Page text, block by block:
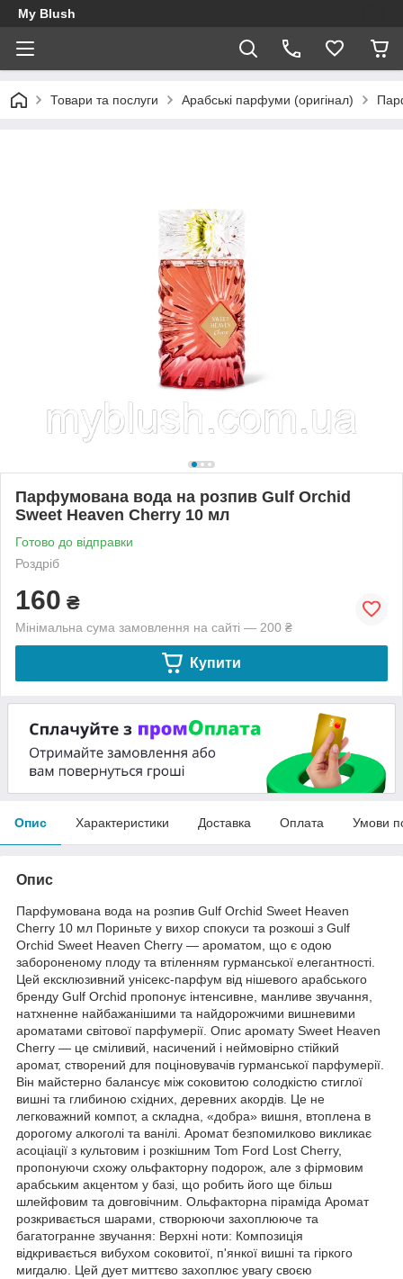
My Blush
Товари та послуги Арабські парфуми (оригінал)
Парфумована вода на розпив Gulf Orchid
Sweet Heaven Cherry 10 мл
Готово до відправки
Роздріб
160 ₴
Мінімальна сума замовлення на сайті — 200 ₴
Купити
Опис Характеристики Доставка Оплата Умови
Опис
Парфумована вода на розпив Gulf Orchid Sweet Heaven
Cherry 10 мл Пориньте у вихор спокуси та розкоші з Gulf
Orchid Sweet Heaven Cherry — ароматом, що є одою
забороненому плоду та втіленням гурманської елегантності.
Цей ексклюзивний унісекс-парфум від нішевого арабського
бренду Gulf Orchid пропонує інтенсивне, манливе звучання,
натхненне найбажанішими та найдорожчими вишневими
ароматами світової парфумерії. Опис аромату Sweet Heaven
Cherry — це сміливий, насичений і неймовірно стійкий
аромат, створений для поціновувачів гурманської парфумерії.
Він майстерно балансує між соковитою солодкістю стиглої
вишні та глибиною східних, деревних акордів. Це не
легковажний компот, а складна, «добра» вишня, втоплена в
дорогому алкоголі та ванілі. Аромат безпомилково викликає
асоціації з культовим і розкішним Tom Ford Lost Cherry,
пропонуючи схожу ольфакторну подорож, але з фірмовим
арабським акцентом у базі, що робить його ще більш
шлейфовим та довговічним. Ольфакторна піраміда Аромат
розкривається шарами, створюючи захоплююче та
багатогранне звучання: Верхні ноти: Композиція
відкривається вибухом соковитої, п'янкої вишні та гіркого
мигдалю. Цей дует миттєво захоплює увагу своєю